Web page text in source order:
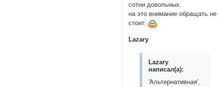
сотни довольных.
на это внимание обращать не
стоит.
Lazary
Lazary
написал(а):
'Альтернативная',